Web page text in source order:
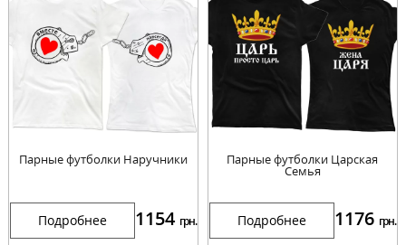
Парные футболки Наручники
Подробнее 1154 грн.
Парные футболки Царская
Семья
Подробнее 1176 грн.